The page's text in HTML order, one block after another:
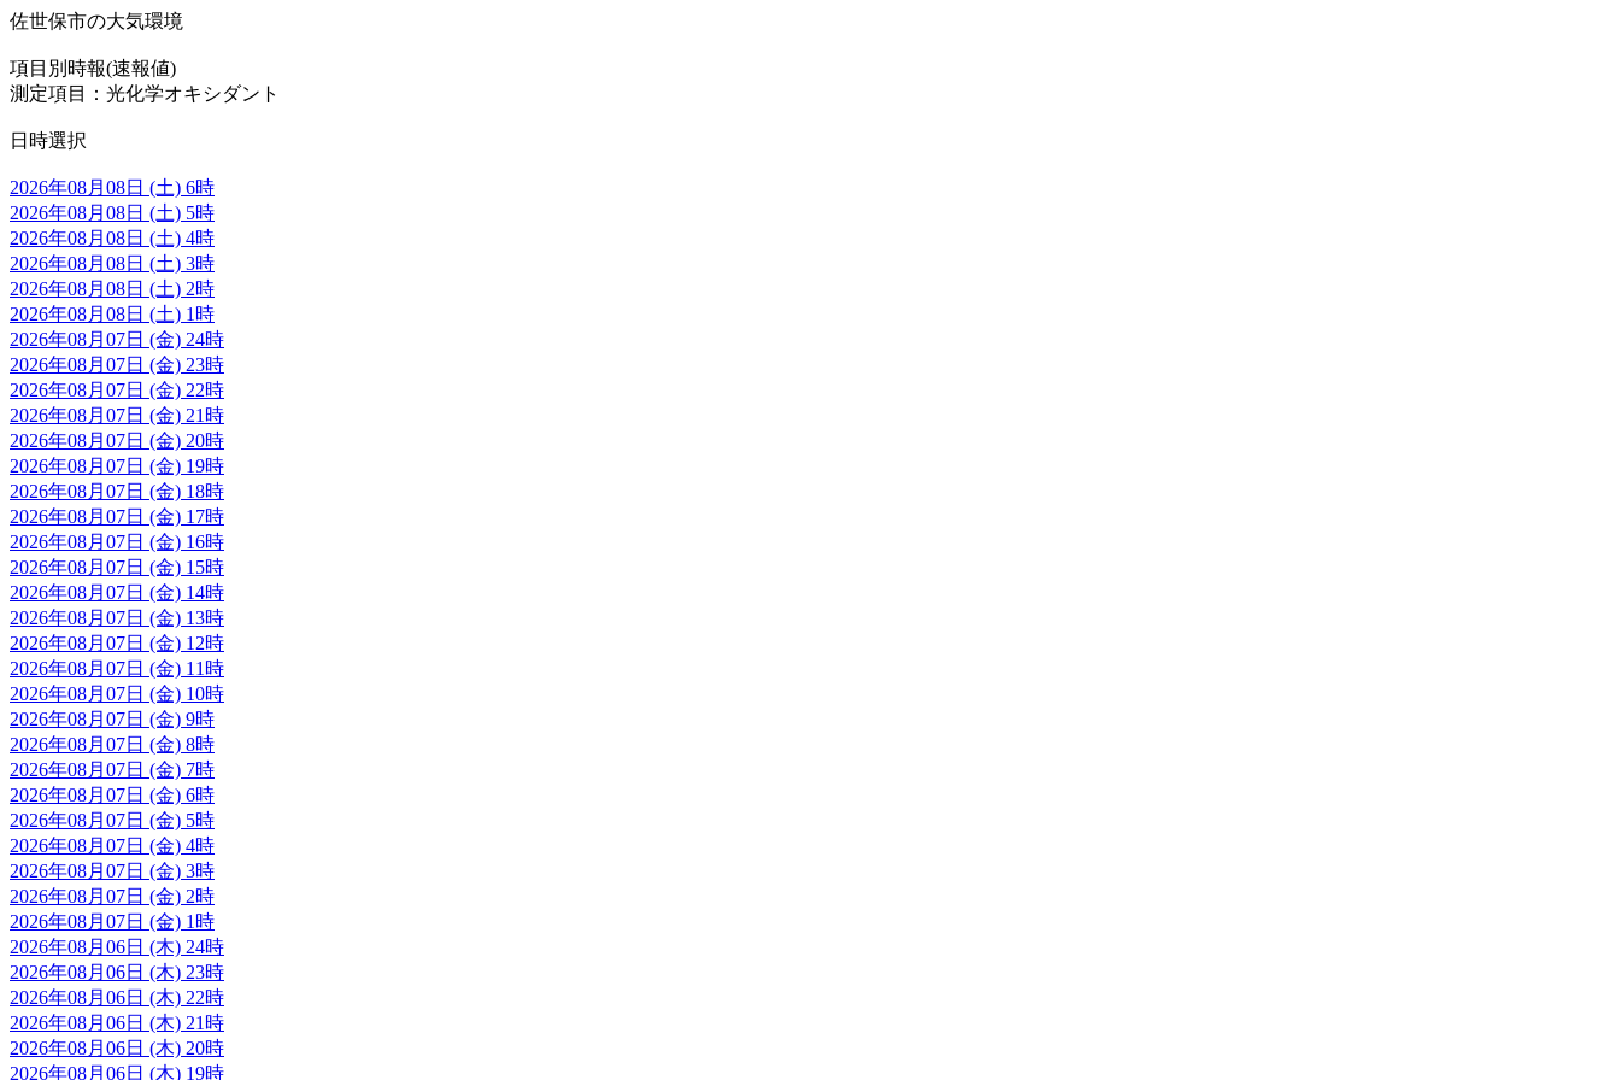
佐世保市の大気環境
項目別時報(速報値)
測定項目：光化学オキシダント
日時選択
2026年08月08日 (土) 6時
2026年08月08日 (土) 5時
2026年08月08日 (土) 4時
2026年08月08日 (土) 3時
2026年08月08日 (土) 2時
2026年08月08日 (土) 1時
2026年08月07日 (金) 24時
2026年08月07日 (金) 23時
2026年08月07日 (金) 22時
2026年08月07日 (金) 21時
2026年08月07日 (金) 20時
2026年08月07日 (金) 19時
2026年08月07日 (金) 18時
2026年08月07日 (金) 17時
2026年08月07日 (金) 16時
2026年08月07日 (金) 15時
2026年08月07日 (金) 14時
2026年08月07日 (金) 13時
2026年08月07日 (金) 12時
2026年08月07日 (金) 11時
2026年08月07日 (金) 10時
2026年08月07日 (金) 9時
2026年08月07日 (金) 8時
2026年08月07日 (金) 7時
2026年08月07日 (金) 6時
2026年08月07日 (金) 5時
2026年08月07日 (金) 4時
2026年08月07日 (金) 3時
2026年08月07日 (金) 2時
2026年08月07日 (金) 1時
2026年08月06日 (木) 24時
2026年08月06日 (木) 23時
2026年08月06日 (木) 22時
2026年08月06日 (木) 21時
2026年08月06日 (木) 20時
2026年08月06日 (木) 19時